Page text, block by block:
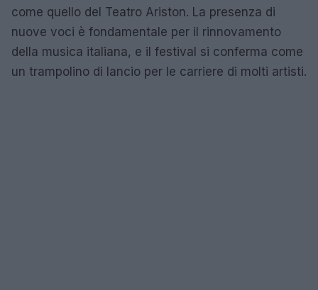
come quello del Teatro Ariston. La presenza di
nuove voci è fondamentale per il rinnovamento
della musica italiana, e il festival si conferma come
un trampolino di lancio per le carriere di molti artisti.